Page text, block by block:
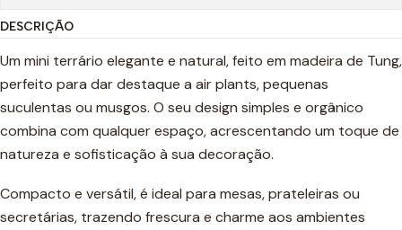
DESCRIÇÃO
Um mini terrário elegante e natural, feito em madeira de Tung,
perfeito para dar destaque a air plants, pequenas
suculentas ou musgos. O seu design simples e orgânico
combina com qualquer espaço, acrescentando um toque de
natureza e sofisticação à sua decoração.
Compacto e versátil, é ideal para mesas, prateleiras ou
secretárias, trazendo frescura e charme aos ambientes